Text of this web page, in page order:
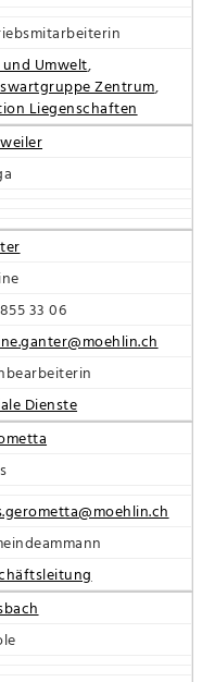
und Umwelt,
Zentrum,
Liegenschaften
33 06
Dienste